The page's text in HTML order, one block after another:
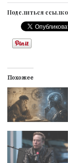
Поделиться
Похожее